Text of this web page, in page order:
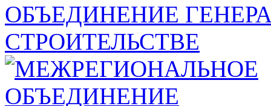
ОБЪЕДИНЕНИЕ
СТРОИТЕЛЬСТВЕ